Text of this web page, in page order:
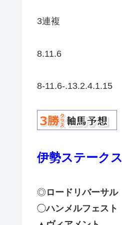
3連複
8.11.6
8-11.6-.13.2.4.1.15
伊勢ステークス
◎ ロードリバーサル
◯ハンメルフェスト